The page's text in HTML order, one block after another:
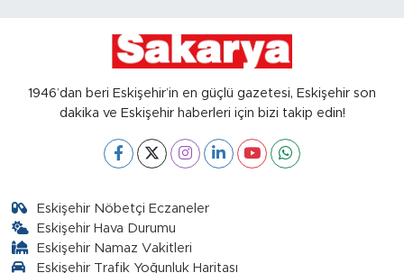
1946’dan beri Eskişehir’in en güçlü gazetesi, Eskişehir son
dakika ve Eskişehir haberleri için bizi takip edin!
Eskişehir Nöbetçi Eczaneler
Eskişehir Hava Durumu
Eskişehir Namaz Vakitleri
Eskişehir Trafik Yoğunluk Haritası